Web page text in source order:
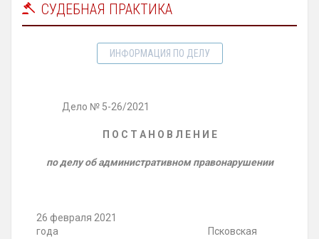
СУДЕБНАЯ ПРАКТИКА
ИНФОРМАЦИЯ ПО ДЕЛУ
Дело № 5-26/2021
П О С Т А Н О В Л Е Н И Е
по делу об административном правонарушении
26 февраля 2021
года Псковская